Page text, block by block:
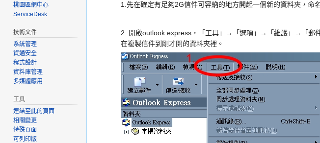
1.先在確定有足夠2G信件可容納的地方開起一個新的資料夾，命
2. 開啟outlook express，「工具」→「選項」→「維護」→「郵
在複製信件到剛才開的資料夾裡。
桃園區網中心
ServiceDesk
技術文件
系統管理
資通安全
程式設計
資料庫管理
多媒體應用
工具
連結至此的頁面
相關變更
特殊頁面
可列印版